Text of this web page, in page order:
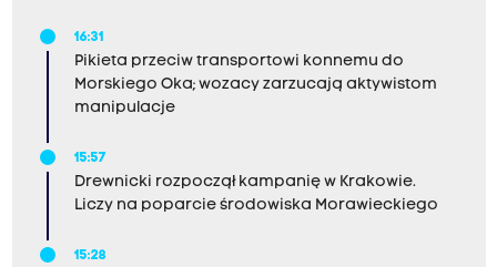
16:31
Pikieta przeciw transportowi konnemu do
Morskiego Oka; wozacy zarzucają aktywistom
manipulacje
15:57
Drewnicki rozpoczął kampanię w Krakowie.
Liczy na poparcie środowiska Morawieckiego
15:28